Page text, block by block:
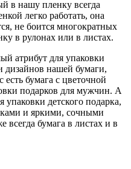
в нашу пленку всегда
легко работать, она
не боится многократных
в рулонах или в листах.
атрибут для упаковки
дизайнов нашей бумаги,
бумага с цветочной
подарков для мужчин. А
детского подарка,
и яркими, сочными
бумага в листах и в